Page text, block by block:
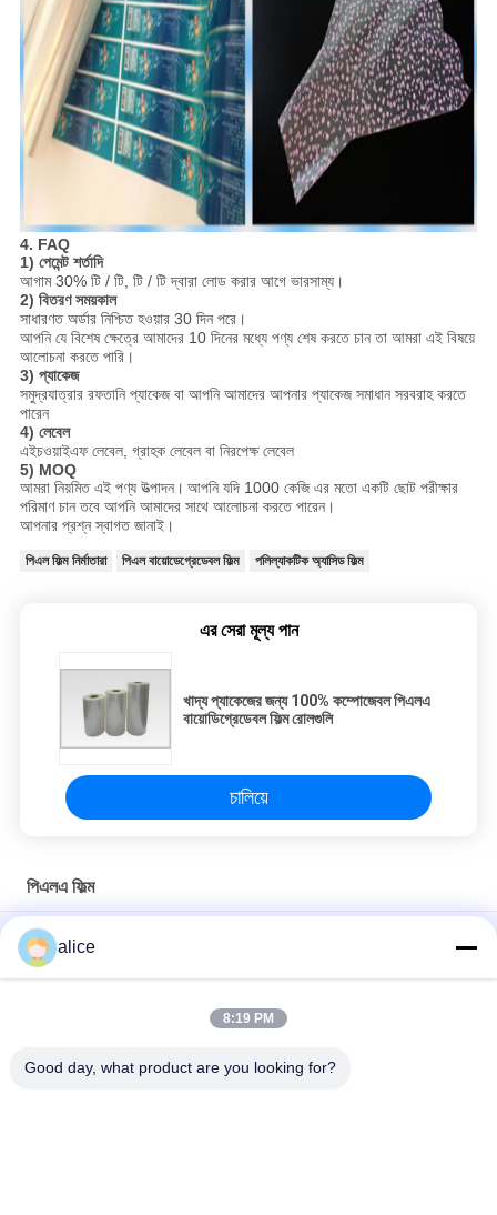
4. FAQ
1) পেমেন্ট শর্তাদি
আগাম 30% টি / টি, টি / টি দ্বারা লোড করার আগে ভারসাম্য।
2) বিতরণ সময়কাল
সাধারণত অর্ডার নিশ্চিত হওয়ার 30 দিন পরে।
আপনি যে বিশেষ ক্ষেত্রে আমাদের 10 দিনের মধ্যে পণ্য শেষ করতে চান তা আমরা এই বিষয়ে
আলোচনা করতে পারি।
3) প্যাকেজ
সমুদ্রযাত্রার রফতানি প্যাকেজ বা আপনি আমাদের আপনার প্যাকেজ সমাধান সরবরাহ করতে
পারেন
4) লেবেল
এইচওয়াইএফ লেবেল, গ্রাহক লেবেল বা নিরপেক্ষ লেবেল
5) MOQ
আমরা নিয়মিত এই পণ্য উত্পাদন। আপনি যদি 1000 কেজি এর মতো একটি ছোট পরীক্ষার
পরিমাণ চান তবে আপনি আমাদের সাথে আলোচনা করতে পারেন।
আপনার প্রশ্ন স্বাগত জানাই।
পিএল ফিল্ম নির্মাতারা পিএল বায়োডেগ্রেডেবল ফিল্ম পলিল্যাকটিক অ্যাসিড ফিল্ম
এর সেরা মূল্য পান
খাদ্য প্যাকেজের জন্য 100% কম্পোজেবল পিএলএ
বায়োডিগ্রেডেবল ফিল্ম রোলগুলি
চালিয়ে
পিএলএ ফিল্ম
রোলস ফুড প্যাকেজ পিএলএ ফিল্ম 100% কম্পোস্টেবল এবং বায়োডেগ্রেডেবল
100% বায়োডেগ্রেডেবল পলিল্যাকটিক অ্যাসিড পিএলএ ফিল্ম রোলস প্রস্থ প্রস্থ কাস্টম
alice
8:19 PM
Good day, what product are you looking for?